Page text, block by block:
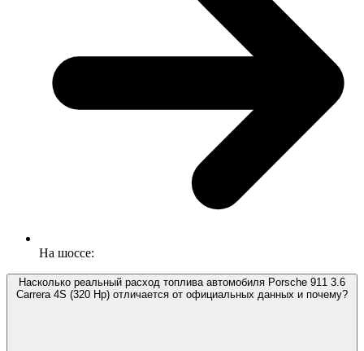
На шоссе:
Насколько реальный расход топлива автомобиля Porsche 911 3.6
Carrera 4S (320 Hp) отличается от официальных данных и почему?